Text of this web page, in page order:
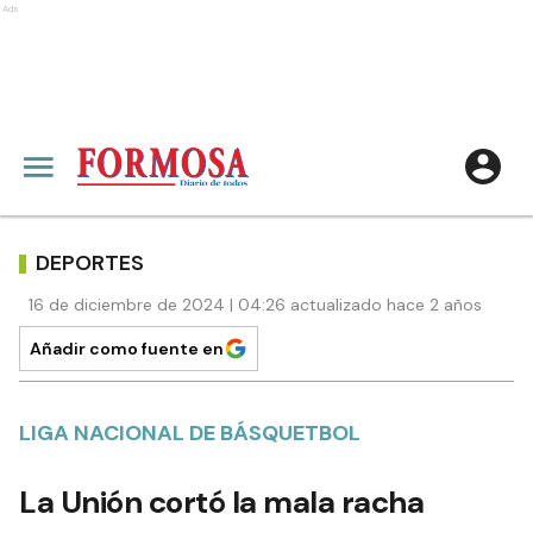
Ads
DEPORTES
16 de diciembre de 2024 | 04:26 actualizado hace 2 años
Añadir como fuente en
LIGA NACIONAL DE BÁSQUETBOL
La Unión cortó la mala racha